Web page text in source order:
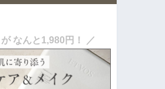
なんと1,980円！ ／